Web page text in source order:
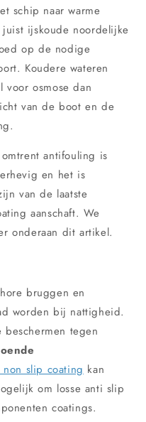
schip naar warme
ijskoude noordelijke
op de nodige
Koudere wateren
osmose dan
van de boot en de
antifouling is
en het is
van de laatste
aanschaft. We
onderaan dit artikel.
bruggen en
worden bij nattigheid.
tegen
non slip coating kan
om losse anti slip
coatings.